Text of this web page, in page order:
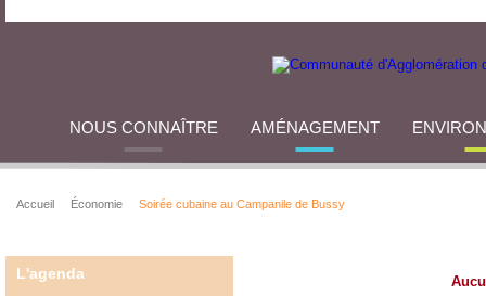
NOUS CONNAÎTRE AMÉNAGEMENT
Accueil Économie Soirée cubaine au Campanile de Bussy
L'agenda